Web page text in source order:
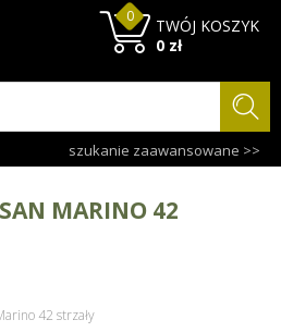
szukanie zaawansowane >>
TWÓJ KOSZYK
0
0 zł
MARINO 42
42 strzały